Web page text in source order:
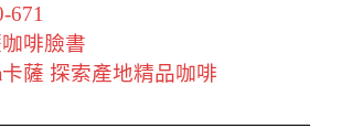
671
咖啡臉書
卡薩 探索產地精品咖啡